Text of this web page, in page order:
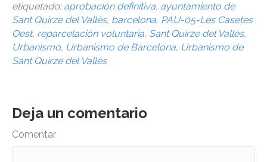
etiquetado: aprobación definitiva, ayuntamiento de
Sant Quirze del Vallès, barcelona, PAU-05-Les Casetes
Oest, reparcelación voluntaria, Sant Quirze del Vallès,
Urbanismo, Urbanismo de Barcelona, Urbanismo de
Sant Quirze del Vallès
Deja un comentario
Comentar